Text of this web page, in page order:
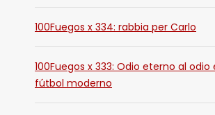
100Fuegos x 334: rabbia per Carlo
100Fuegos x 333: Odio eterno al
fútbol moderno